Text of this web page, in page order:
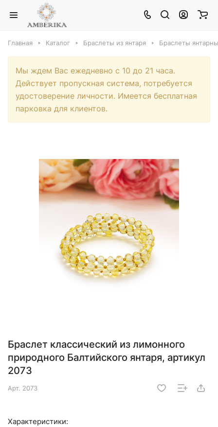
Главная Каталог Браслеты из янтаря Браслеты
Мы ждем Вас ежедневно с 10 до 21 часа.
Действует пропускная система, потребуется
удостоверение личности. Имеется бесплатная
парковка для клиентов.
Браслет классический из лимонного
природного Балтийского янтаря, артикул
2073
Арт. 2073
Характеристики: